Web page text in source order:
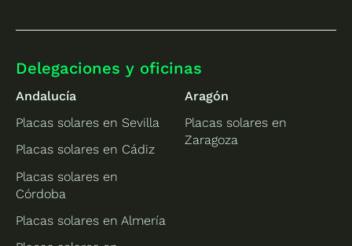
Delegaciones y oficinas
Andalucía
Placas solares en Sevilla
Placas solares en Cádiz
Placas solares en
Córdoba
Placas solares en Almería
Aragón
Placas solares en
Zaragoza